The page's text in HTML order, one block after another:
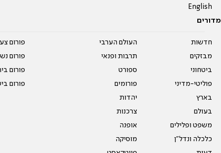
English
מדורים
חדשות
מבזקים
ביטחוני
פוליטי-מדיני
בארץ
בעולם
משפט ופלילים
כלכלה ונדל"ן
העולם הערבי
תרבות ופנאי
ספורט
פורומים
יהדות
צרכנות
אופנה
מוסיקה
פורום
פורום
פורום
פורום